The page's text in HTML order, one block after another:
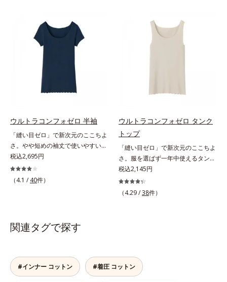
ウルトラコンフォゼロ 半袖
「縫い目ゼロ」で新次元のここちよ
さ。やや短めの袖丈で使いやすい半
袖。多彩なアウターに対応する、短
め袖丈の半袖この感覚、ほかにな
い。究極のストレスフリー感！綿た
す。
税込2,695円
（4.1 / 40件）
ウルトラコンフォゼロ タンク
トップ
「縫い目ゼロ」で新次元のここちよ
さ。服を選ばず一年中使えるタンク
トップ。アウターを選ばず、一年中
使えて便利なタンクトップこの感
覚、ほかにない。究極のストレスフ
税込2,145円
（4.29 /38件）
関連タグで探す
#インナー コットン #着圧 コットン